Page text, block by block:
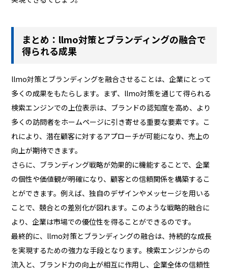
まとめ：llmo対策とブランディングの融合で
得られる成果
llmo対策とブランディングを融合させることは、企業にとって
多くの成果をもたらします。まず、llmo対策を通じて得られる
検索エンジンでの上位表示は、ブランドの認知度を高め、より
多くの訪問者をホームページに引き寄せる重要な要素です。こ
れにより、潜在顧客に対するアプローチが可能になり、売上の
向上が期待できます。
さらに、ブランディング戦略が効果的に機能することで、企業
の個性や価値観が明確になり、顧客との信頼関係を構築するこ
とができます。例えば、独自のデザインやメッセージを用いる
ことで、競合との差別化が図れます。このような戦略的融合に
より、企業は市場での優位性を得ることができるのです。
最終的に、llmo対策とブランディングの融合は、持続的な成長
を実現するための強力な手段となります。検索エンジンからの
流入と、ブランド力の向上が相互に作用し、企業全体の信頼性